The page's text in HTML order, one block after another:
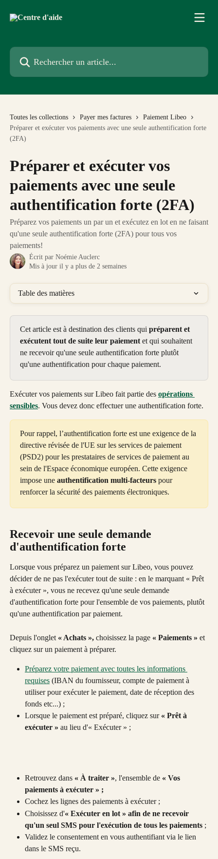
Rechercher un article...
Toutes les collections Payer mes factures
Paiement Libeo
Préparer et exécuter vos paiements avec une seule authentification forte
(2FA)
Préparer et exécuter vos
paiements avec une seule
authentification forte (2FA)
Préparez vos paiements un par un et exécutez en lot en ne faisant
qu'une seule authentification forte (2FA) pour tous vos
paiements!
Écrit par Noémie Auclerc
Mis à jour il y a plus de 2 semaines
Table des matières
Cet article est à destination des clients qui préparent et
exécutent tout de suite leur paiement et qui souhaitent
ne recevoir qu'une seule authentification forte plutôt
qu'une authentification pour chaque paiement.
Exécuter vos paiements sur Libeo fait partie des opérations
sensibles. Vous devez donc effectuer une authentification forte.
Pour rappel, l’authentification forte est une exigence de la
directive révisée de l'UE sur les services de paiement
(PSD2) pour les prestataires de services de paiement au
sein de l'Espace économique européen. Cette exigence
impose une authentification multi-facteurs pour
renforcer la sécurité des paiements électroniques.
Recevoir une seule demande
d'authentification forte
Lorsque vous préparez un paiement sur Libeo, vous pouvez
décider de ne pas l'exécuter tout de suite : en le marquant « Prêt
à exécuter », vous ne recevez qu'une seule demande
d'authentification forte pour l'ensemble de vos paiements, plutôt
qu'une authentification par paiement.
Depuis l'onglet « Achats », choisissez la page « Paiements » et
cliquez sur un paiement à préparer.
Préparez votre paiement avec toutes les informations
requises (IBAN du fournisseur, compte de paiement à
utiliser pour exécuter le paiement, date de réception des
fonds etc...) ;
Lorsque le paiement est préparé, cliquez sur « Prêt à
exécuter » au lieu d'« Exécuter » ;
Retrouvez dans « À traiter », l'ensemble de « Vos
paiements à exécuter » ;
Cochez les lignes des paiements à exécuter ;
Choisissez d'« Exécuter en lot » afin de ne recevoir
qu'un seul SMS pour l'exécution de tous les paiements ;
Validez le consentement en vous authentifiant via le lien
dans le SMS reçu.